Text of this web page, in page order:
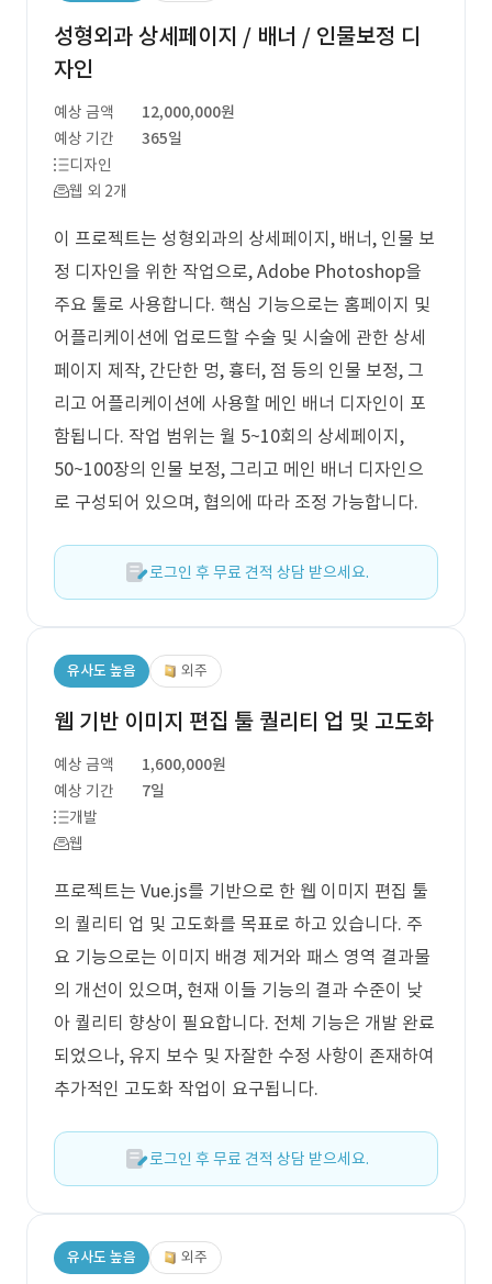
성형외과 상세페이지 / 배너 / 인물보정 디
자인
예상 금액
12,000,000원
예상 기간
365일
디자인
웹 외 2개
이 프로젝트는 성형외과의 상세페이지, 배너, 인물 보
정 디자인을 위한 작업으로, Adobe Photoshop을
주요 툴로 사용합니다. 핵심 기능으로는 홈페이지 및
어플리케이션에 업로드할 수술 및 시술에 관한 상세
페이지 제작, 간단한 멍, 흉터, 점 등의 인물 보정, 그
리고 어플리케이션에 사용할 메인 배너 디자인이 포
함됩니다. 작업 범위는 월 5~10회의 상세페이지,
50~100장의 인물 보정, 그리고 메인 배너 디자인으
로 구성되어 있으며, 협의에 따라 조정 가능합니다.
로그인 후 무료 견적 상담 받으세요.
유사도 높음 외주
웹 기반 이미지 편집 툴 퀄리티 업 및 고도화
예상 금액
1,600,000원
예상 기간
7일
개발
웹
프로젝트는 Vue.js를 기반으로 한 웹 이미지 편집 툴
의 퀄리티 업 및 고도화를 목표로 하고 있습니다. 주
요 기능으로는 이미지 배경 제거와 패스 영역 결과물
의 개선이 있으며, 현재 이들 기능의 결과 수준이 낮
아 퀄리티 향상이 필요합니다. 전체 기능은 개발 완료
되었으나, 유지 보수 및 자잘한 수정 사항이 존재하여
추가적인 고도화 작업이 요구됩니다.
로그인 후 무료 견적 상담 받으세요.
유사도 높음 외주